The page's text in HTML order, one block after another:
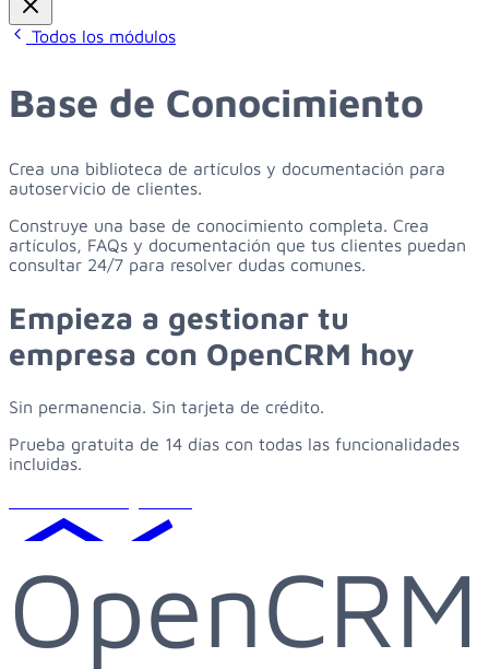
Todos los módulos
Base de Conocimiento
Crea una biblioteca de artículos y documentación para
autoservicio de clientes.
Construye una base de conocimiento completa. Crea
artículos, FAQs y documentación que tus clientes puedan
consultar 24/7 para resolver dudas comunes.
Empieza a gestionar tu
empresa con OpenCRM hoy
Sin permanencia. Sin tarjeta de crédito.
Prueba gratuita de 14 días con todas las funcionalidades
incluidas.
OpenCRM